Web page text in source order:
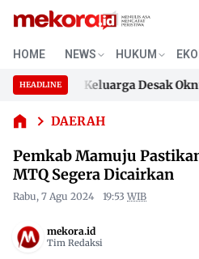
HOME NEWS HUKUM
HEADLINE
Baik, Keluarga Desak
Baik, Keluarga Desak
DAERAH
Pemkab
Pastikan
Saku
MTQ
Segera
Dicairkan
Pemkab Mamuju
MTQ Segera Dicairkan
Rabu, 7 Agu 2024 19:53 WIB
mekora.id
Tim Redaksi